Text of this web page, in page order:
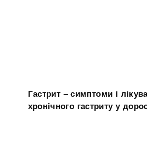
Гастрит – симптоми і
хронічного гастриту у